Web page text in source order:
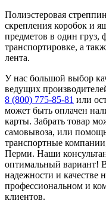
Полиэстеровая
скрепления коробок и
предметов в один груз,
транспортировке, а
лента.
У нас большой выбор
ведущих
8 (800) 775-85-81 или
может быть оплачен
карты. Забрать товар
самовывоза, или
транспортные
Перми. Наши
оптимальный вариант!
надежности и качестве
профессиональном и
клиентов.